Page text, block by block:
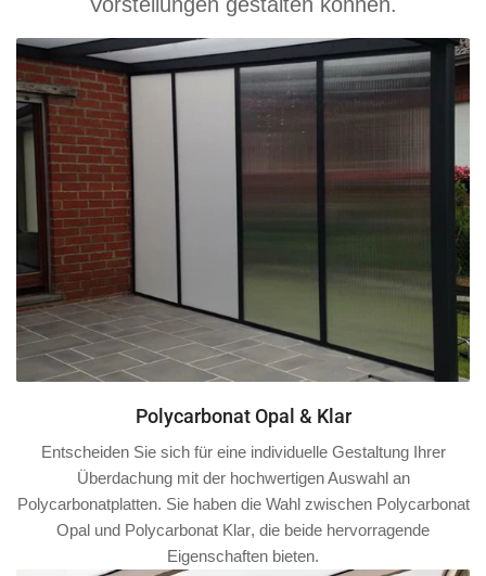
Polycarbonat Opal & Klar
Entscheiden Sie sich für eine individuelle Gestaltung Ihrer
Überdachung mit der hochwertigen Auswahl an
Polycarbonatplatten. Sie haben die Wahl zwischen Polycarbonat
Opal und Polycarbonat Klar, die beide hervorragende
Eigenschaften bieten.